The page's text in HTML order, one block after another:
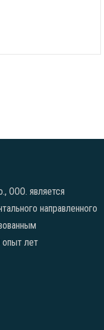
ООО. является
направленного
опыт лет